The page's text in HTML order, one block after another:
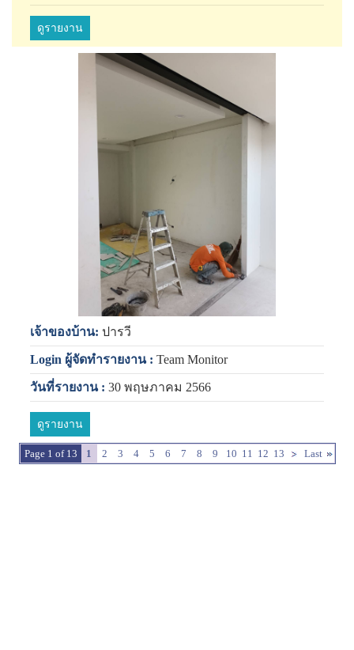
ดูรายงาน
เจ้าของบ้าน: ปารวี
Login ผู้จัดทำรายงาน : Team Monitor
วันที่รายงาน : 30 พฤษภาคม 2566
ดูรายงาน
Page 1 of 13 1 2 3 4 5 6 7 8 9 10 11 12 13 Last